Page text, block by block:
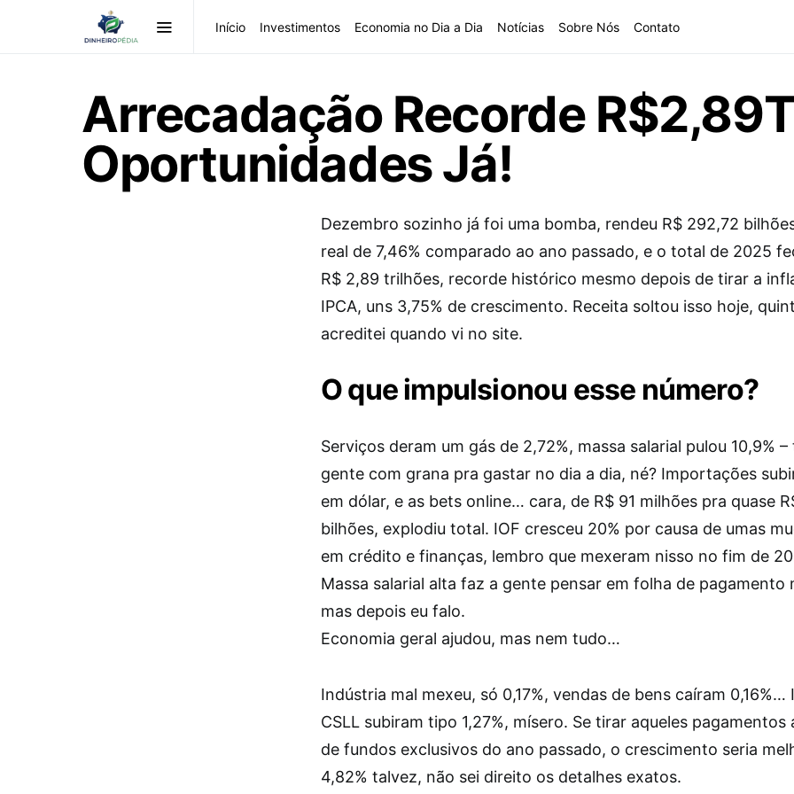
Início Investimentos Economia no Dia a Dia Notícias Sobre Nós Contato
Arrecadação Recorde
Oportunidades Já!
Dezembro sozinho já foi uma bomba, rendeu R$ 292,72
real de 7,46% comparado ao ano passado, e o total de 2025
R$ 2,89 trilhões, recorde histórico mesmo depois de tirar a
IPCA, uns 3,75% de crescimento. Receita soltou isso hoje,
acreditei quando vi no site.
O que impulsionou esse número?
Serviços deram um gás de 2,72%, massa salarial pulou 10,9%
gente com grana pra gastar no dia a dia, né? Importações
em dólar, e as bets online… cara, de R$ 91 milhões pra quase
bilhões, explodiu total. IOF cresceu 20% por causa de umas
em crédito e finanças, lembro que mexeram nisso no fim de
Massa salarial alta faz a gente pensar em folha de pagamento
mas depois eu falo.
Economia geral ajudou, mas nem tudo…
Indústria mal mexeu, só 0,17%, vendas de bens caíram 0,16%…
CSLL subiram tipo 1,27%, mísero. Se tirar aqueles pagamentos
de fundos exclusivos do ano passado, o crescimento seria
4,82% talvez, não sei direito os detalhes exatos.